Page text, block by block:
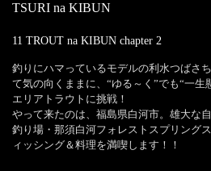
TSURI na KIBUN
11 TROUT na KIBUN chapter 2
釣りにハマっているモデルの利水つばさ
て気の向くままに、“ゆる～く”でも“一生
エリアトラウトに挑戦！
やって来たのは、福島県白河市。雄大な
釣り場・那須白河フォレストスプリング
ィッシング＆料理を満喫します！！